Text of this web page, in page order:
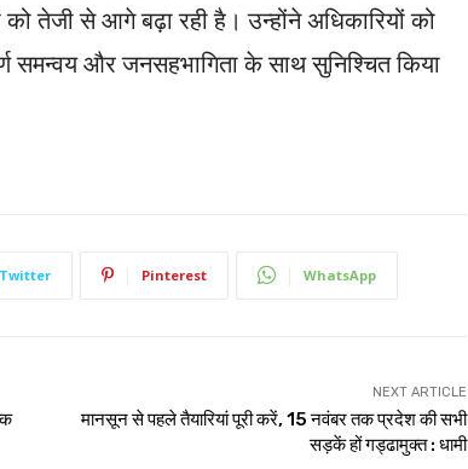
तेजी से आगे बढ़ा रही है। उन्होंने अधिकारियों को
समन्वय और जनसहभागिता के साथ सुनिश्चित किया
Twitter Pinterest WhatsApp
NEXT ARTICLE
मानसून से पहले तैयारियां पूरी करें, 15 नवंबर तक प्रदेश की सभी
सड़कें हों गड्ढामुक्त : धामी